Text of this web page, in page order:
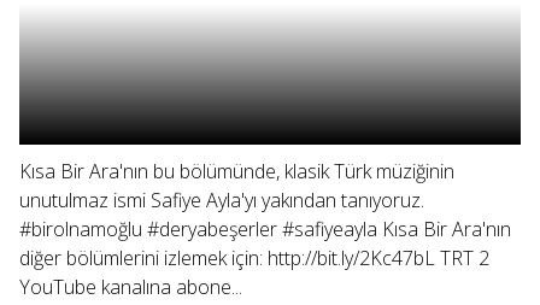
Kısa Bir Ara'nın bu bölümünde, klasik Türk müziğinin
unutulmaz ismi Safiye Ayla'yı yakından tanıyoruz.
#birolnamoğlu #deryabeşerler #safiyeayla Kısa Bir Ara'nın
diğer bölümlerini izlemek için: http://bit.ly/2Kc47bL TRT 2
YouTube kanalına abone...